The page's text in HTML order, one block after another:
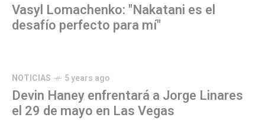
Vasyl Lomachenko: "Nakatani es el
desafío perfecto para mí"
NOTICIAS 5 years ago
Devin Haney enfrentará a Jorge Linares
el 29 de mayo en Las Vegas